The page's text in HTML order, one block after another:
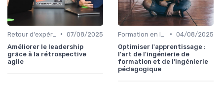
• 07/08/2025
Améliorer le leadership
grâce à la rétrospective
agile
• 04/08/2025
Optimiser l'apprentissage :
l'art de l'ingénierie de
formation et de l'ingénierie
pédagogique